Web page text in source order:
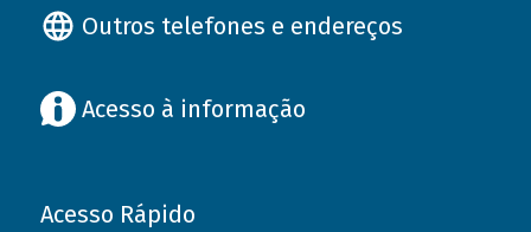
Outros telefones e endereços
Acesso à informação
Acesso Rápido